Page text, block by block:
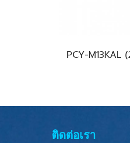
ติดต่อเรา